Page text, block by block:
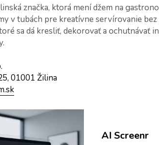
značka, ktorá mení džem na
v tubách pre kreatívne servírovanie
sa dá kresliť, dekorovať a ochutnávať
01001 Žilina
AI Screenr